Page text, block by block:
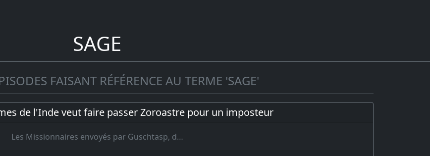
SAGE
FAISANT RÉFÉRENCE AU TERME 'SAGE'
de l'Inde veut faire passer Zoroastre pour un imposteur
Les Missionnaires envoyés par Guschtasp, d…